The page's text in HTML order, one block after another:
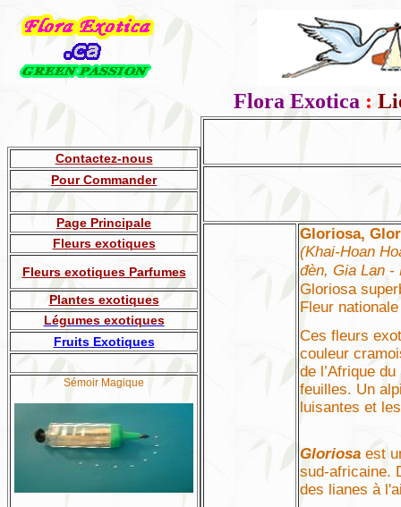
Flora Exotica :
Contactez-nous
Pour Commander
Page Principale
Fleurs exotiques
Fleurs exotiques Parfumes
Plantes exotiques
Légumes exotiques
FruitsExotiques
Sémoir Magique
Gloriosa,
(Khai-Hoan
đèn, Gia Lan
Gloriosa
Fleur
Ces fleurs
couleur
de l’Afrique
feuilles. Un
luisantes et
Gloriosa est
sud-africaine.
des lianes à